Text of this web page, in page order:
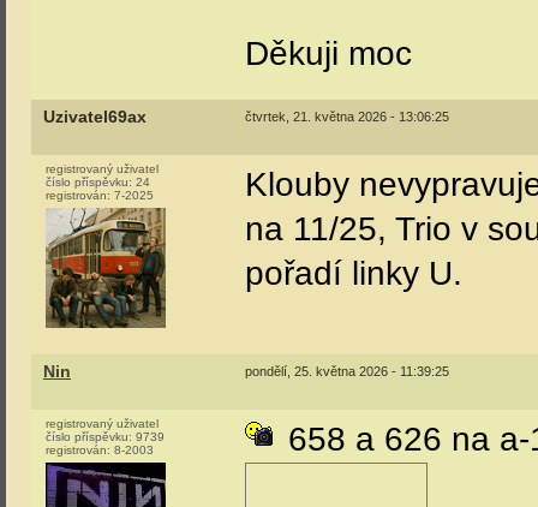
Děkuji moc
Uzivatel69ax čtvrtek, 21. května 2026 - 13:06:25
registrovaný uživatel
číslo příspěvku: 24
registrován: 7-2025
Klouby
na 11/25, Trio v
pořadí linky U.
Nin pondělí, 25. května 2026 - 11:39:25
registrovaný uživatel
číslo příspěvku: 9739
registrován: 8-2003 658 a 626 na a-